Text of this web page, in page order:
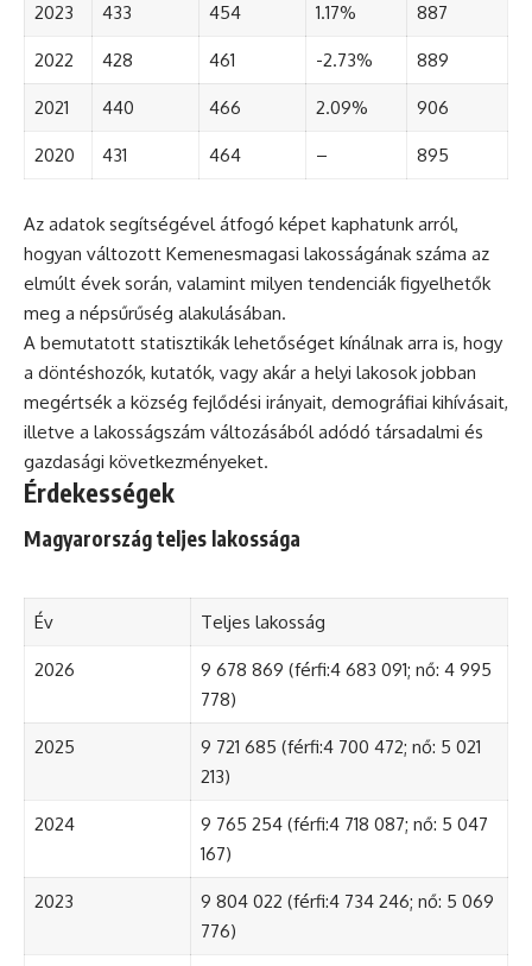
2023 433 454 1.17% 887
2022 428 461 -2.73% 889
2021 440 466 2.09% 906
2020 431 464 – 895
Az adatok segítségével átfogó képet kaphatunk arról,
hogyan változott Kemenesmagasi lakosságának száma az
elmúlt évek során, valamint milyen tendenciák figyelhetők
meg a népsűrűség alakulásában.
A bemutatott statisztikák lehetőséget kínálnak arra is, hogy
a döntéshozók, kutatók, vagy akár a helyi lakosok jobban
megértsék a község fejlődési irányait, demográfiai kihívásait,
illetve a lakosságszám változásából adódó társadalmi és
gazdasági következményeket.
Érdekességek
Magyarország teljes lakossága
Év Teljes lakosság
2026
9 678 869 (férfi:4 683 091; nő: 4 995
778)
2025
9 721 685 (férfi:4 700 472; nő: 5 021
213)
2024
9 765 254 (férfi:4 718 087; nő: 5 047
167)
2023
9 804 022 (férfi:4 734 246; nő: 5 069
776)